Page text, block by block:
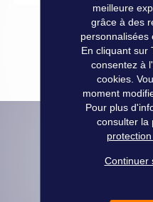
meilleure
grâce à des
personnalisées
En cliquant sur
consentez à
cookies.
moment
Pour plus
consulter la
Continuer